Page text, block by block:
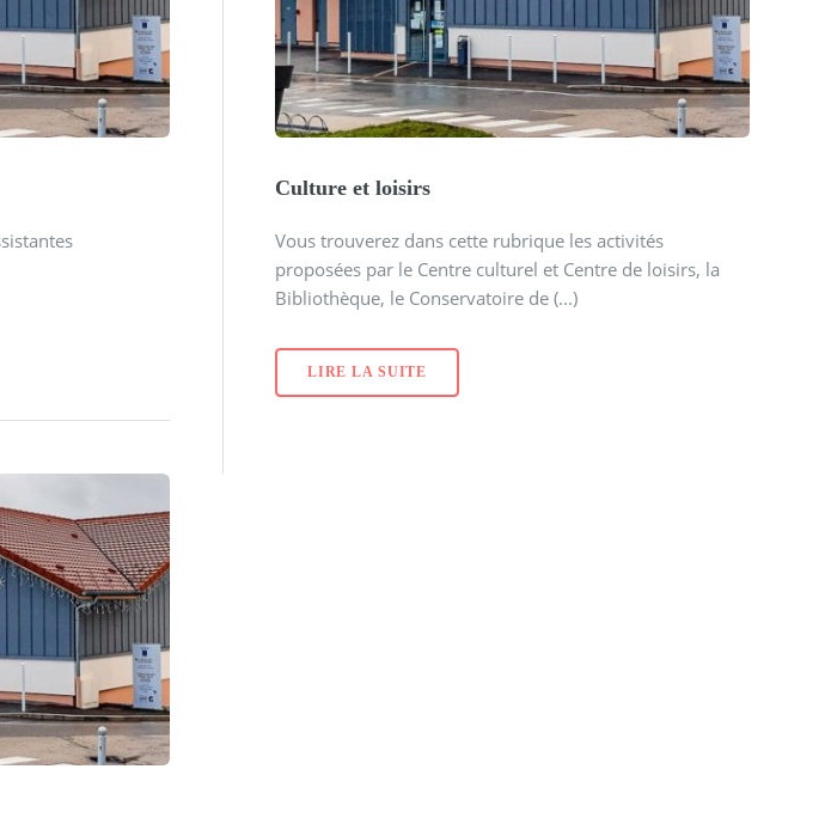
Culture et loisirs
Vous trouverez dans cette rubrique les activités
proposées par le Centre culturel et Centre de loisirs, la
Bibliothèque, le Conservatoire de (...)
LIRE LA SUITE